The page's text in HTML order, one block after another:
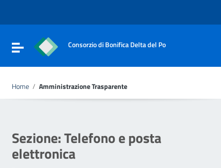
Vai al footer
Attiva / disattiva la navigazione
Consorzio di Bonifica Delta del Po
Home / Amministrazione Trasparente
Sezione:Telefono e posta
elettronica